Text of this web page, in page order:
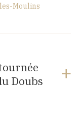
Moulins
Doubs